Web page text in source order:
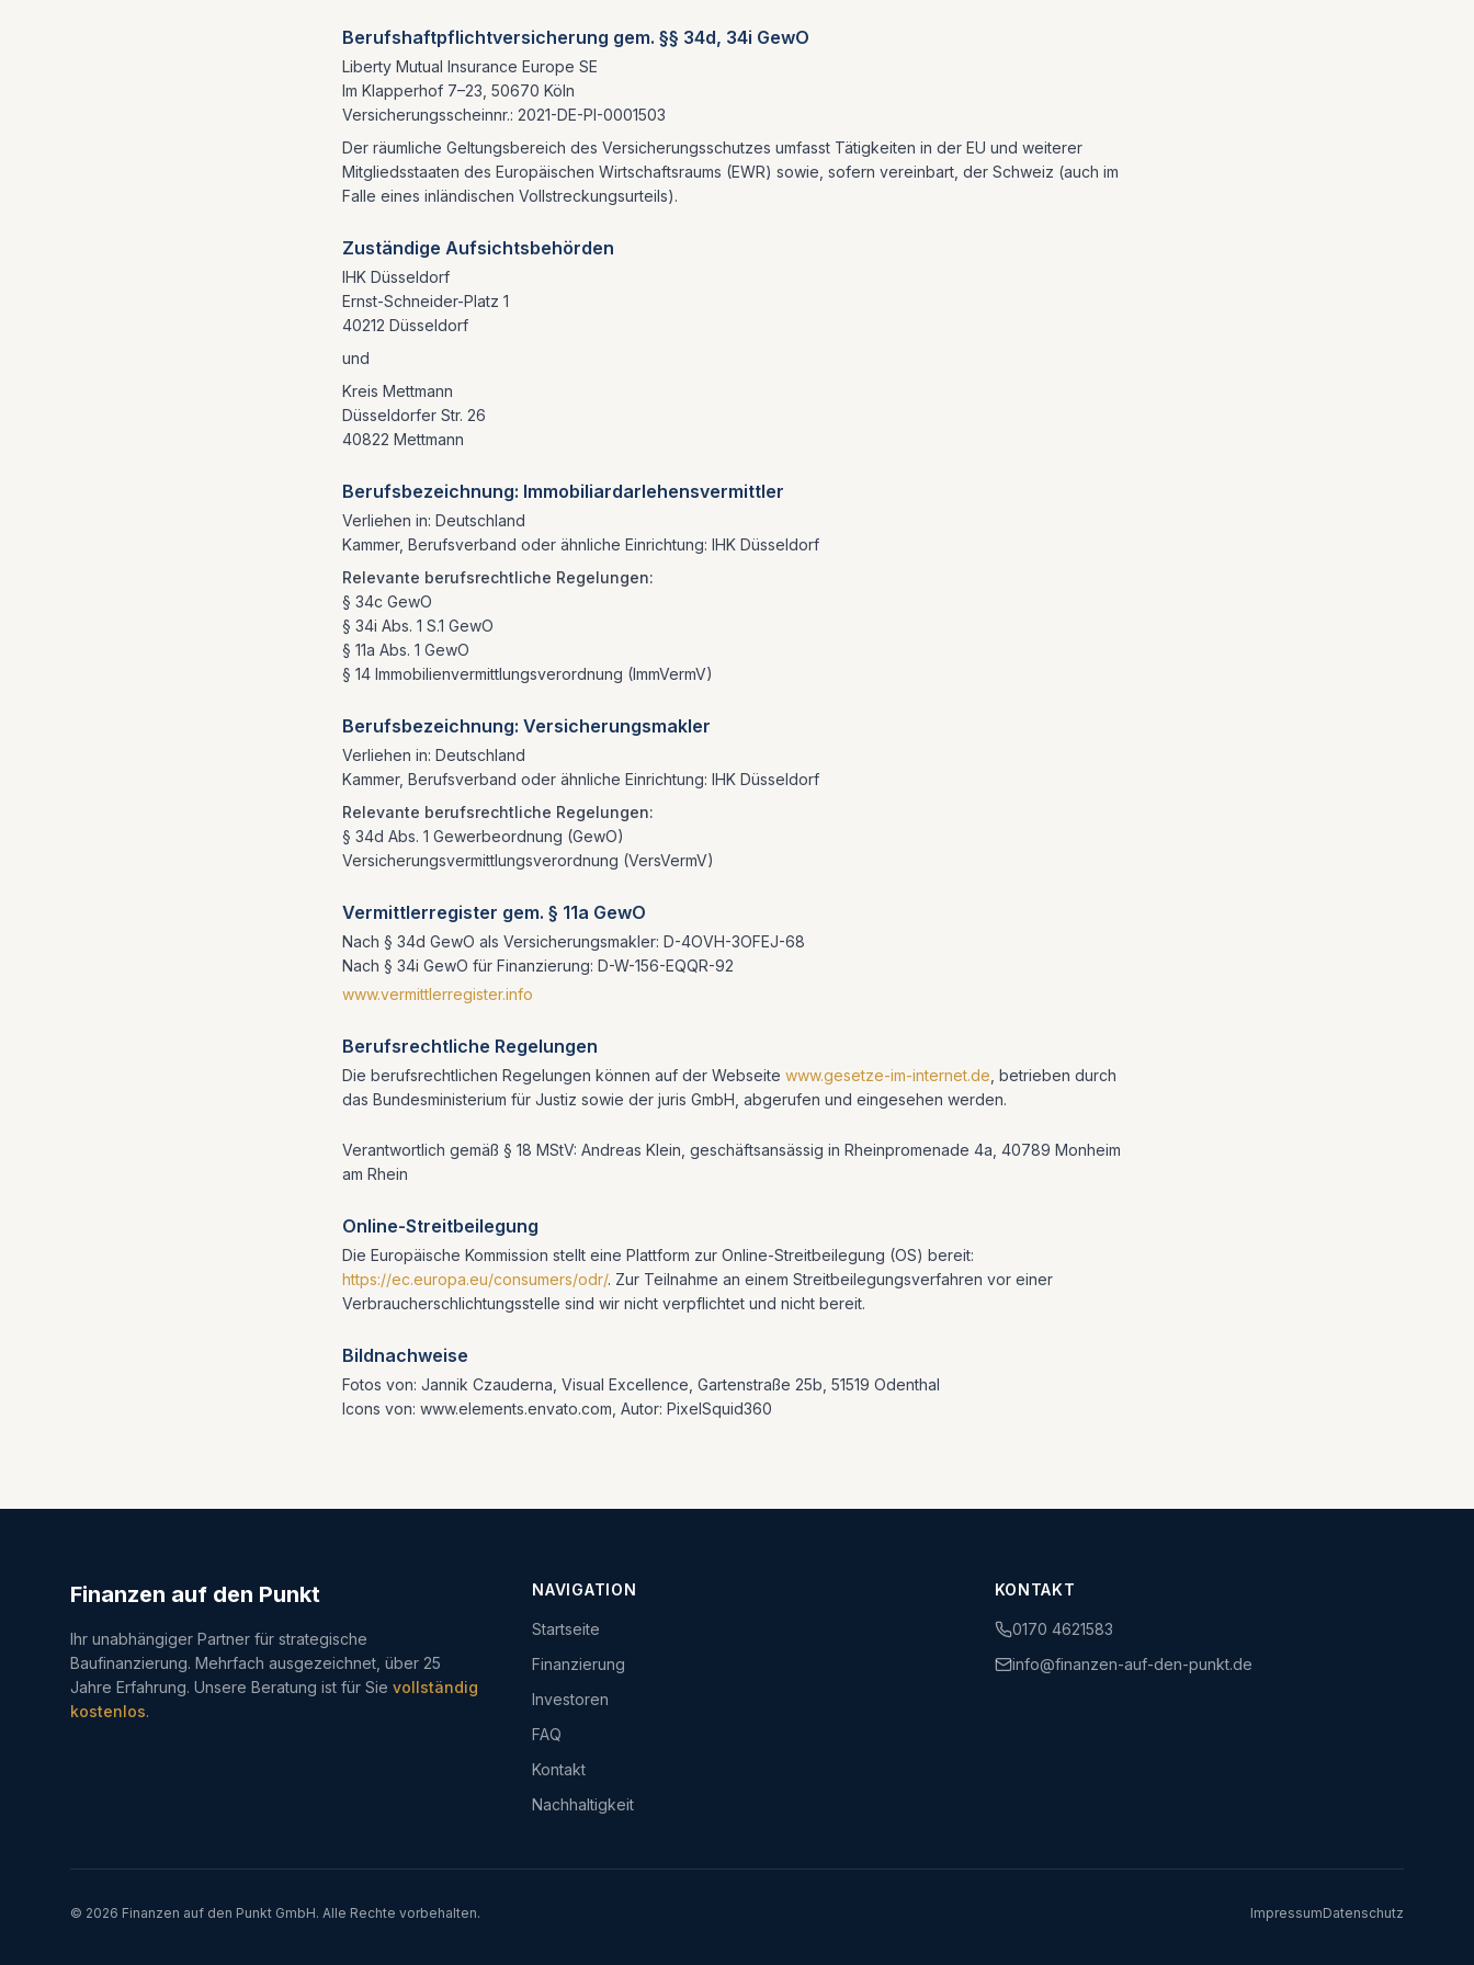
Berufshaftpflichtversicherung gem. §§ 34d, 34i GewO
Liberty Mutual Insurance Europe SE
Im Klapperhof 7–23, 50670 Köln
Versicherungsscheinnr.: 2021-DE-PI-0001503
Der räumliche Geltungsbereich des Versicherungsschutzes umfasst Tätigkeiten in der EU und weiterer
Mitgliedsstaaten des Europäischen Wirtschaftsraums (EWR) sowie, sofern vereinbart, der Schweiz (auch im
Falle eines inländischen Vollstreckungsurteils).
Zuständige Aufsichtsbehörden
IHK Düsseldorf
Ernst-Schneider-Platz 1
40212 Düsseldorf
und
Kreis Mettmann
Düsseldorfer Str. 26
40822 Mettmann
Berufsbezeichnung: Immobiliardarlehensvermittler
Verliehen in: Deutschland
Kammer, Berufsverband oder ähnliche Einrichtung: IHK Düsseldorf
Relevante berufsrechtliche Regelungen:
§ 34c GewO
§ 34i Abs. 1 S.1 GewO
§ 11a Abs. 1 GewO
§ 14 Immobilienvermittlungsverordnung (ImmVermV)
Berufsbezeichnung: Versicherungsmakler
Verliehen in: Deutschland
Kammer, Berufsverband oder ähnliche Einrichtung: IHK Düsseldorf
Relevante berufsrechtliche Regelungen:
§ 34d Abs. 1 Gewerbeordnung (GewO)
Versicherungsvermittlungsverordnung (VersVermV)
Vermittlerregister gem. § 11a GewO
Nach § 34d GewO als Versicherungsmakler: D-4OVH-3OFEJ-68
Nach § 34i GewO für Finanzierung: D-W-156-EQQR-92
www.vermittlerregister.info
Berufsrechtliche Regelungen
Die berufsrechtlichen Regelungen können auf der Webseite www.gesetze-im-internet.de betrieben durch
das Bundesministerium für Justiz sowie der juris GmbH, abgerufen und eingesehen werden.
Verantwortlich gemäß § 18 MStV: Andreas Klein, geschäftsansässig in Rheinpromenade 4a, 40789 Monheim
am Rhein
Online-Streitbeilegung
Die Europäische Kommission stellt eine Plattform zur Online-Streitbeilegung (OS) bereit:
https://ec.europa.eu/consumers/odr/. Zur Teilnahme an einem Streitbeilegungsverfahren vor einer
Verbraucherschlichtungsstelle sind wir nicht verpflichtet und nicht bereit.
Bildnachweise
Fotos von: Jannik Czauderna, Visual Excellence, Gartenstraße 25b, 51519 Odenthal
Icons von: www.elements.envato.com, Autor: PixelSquid360
Finanzen auf den Punkt
Ihr unabhängiger Partner für strategische
Baufinanzierung. Mehrfach ausgezeichnet, über 25
Jahre Erfahrung. Unsere Beratung ist für Sie vollständig
kostenlos.
NAVIGATION
Startseite
Finanzierung
Investoren
FAQ
Kontakt
Nachhaltigkeit
KONTAKT
0170 4621583
info@finanzen-auf-den-punkt.de
© 2026 Finanzen auf den Punkt GmbH. Alle Rechte vorbehalten. ImpressumDatenschutz